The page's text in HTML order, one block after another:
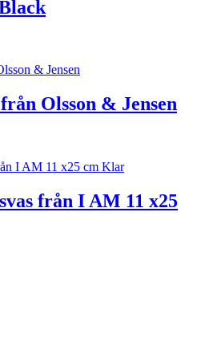
Olsson & Jensen
från I AM 11 x25